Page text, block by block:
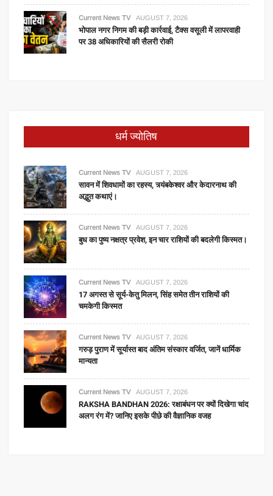
Current News TV AUGUST 7, 2026
भोपाल नगर निगम की बड़ी कार्रवाई, टैक्स वसूली में लापरवाही
पर 38 अधिकारियों की सैलरी रोकी
धर्म ज्योतिष
Current News TV AUGUST 7, 2026
सावन में शिवधामों का रहस्य, त्र्यंबकेश्वर और केदारनाथ की
अद्भुत कथाएं।
Current News TV AUGUST 7, 2026
बुध का पुष्य नक्षत्र प्रवेश, इन चार राशियों की बदलेगी किस्मत।
Current News TV AUGUST 7, 2026
17 अगस्त से सूर्य-केतु मिलन, सिंह समेत तीन राशियों की
चमकेगी किस्मत
Current News TV AUGUST 7, 2026
गरुड़ पुराण में सूर्यास्त बाद अंतिम संस्कार वर्जित, जानें धार्मिक
मान्यता
Current News TV AUGUST 7, 2026
RAKSHA BANDHAN 2026: रक्षाबंधन पर क्यों दिखेगा चांद
अलग रंग में? जानिए इसके पीछे की वैज्ञानिक वजह